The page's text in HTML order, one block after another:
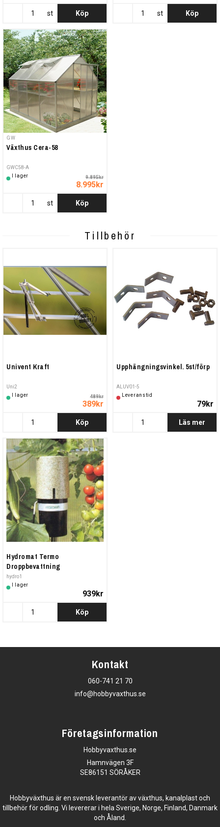
st Köp st Köp
GW
Växthus Cera-58
GWC58-A
I lager
9.895kr
8.995kr
st Köp
Tillbehör
Univent Kraft
Uni2
I lager
489kr
389kr
Köp
Upphängningsvinkel. 5st/förp
ALUV01-5
Leveranstid
79kr
Läs mer
Hydromat Termo
Droppbevattning
hydro1
I lager
939kr
Köp
Kontakt
060-741 21 70
info@hobbyvaxthus.se
Företagsinformation
Hobbyvaxthus.se
Hamnvägen 3F
SE86151 SÖRÅKER
Hobbyväxthus är en svensk leverantör av växthus, kanalplast och
tillbehör för odling. Vi levererar i hela Sverige, Norge, Finland, Danmark
och Åland.